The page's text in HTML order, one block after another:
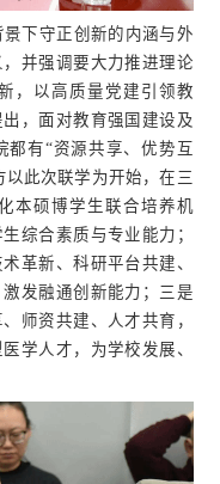
下守正创新的内涵与外
并强调要大力推进理论
，以高质量党建引领教
，面对教育强国建设及
有“资源共享、优势互
此次联学为开始，在三
本硕博学生联合培养机
综合素质与专业能力；
革新、科研平台共建、
发融通创新能力；三是
师资共建、人才共育，
学人才，为学校发展、